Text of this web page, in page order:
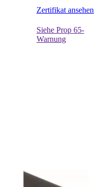
Zertifikat ansehen
Siehe Prop 65-
Warnung